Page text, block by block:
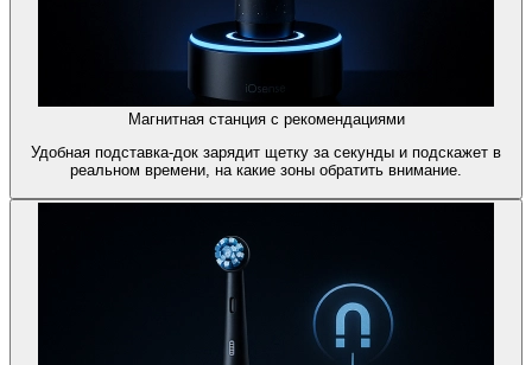
Магнитная станция с рекомендациями
Удобная подставка-док зарядит щетку за секунды и подскажет в
реальном времени, на какие зоны обратить внимание.